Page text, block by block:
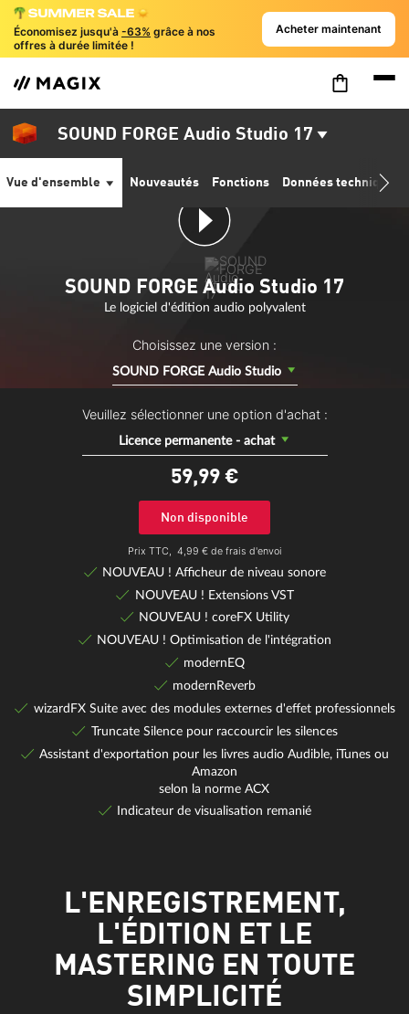
Économisez jusqu'à -63% grâce à nos
offres à durée limitée !
Acheter maintenant
SOUND FORGE Audio Studio 17
Vue d'ensemble Nouveautés Fonctions Données techniques
SOUND FORGE Audio Studio 17
Le logiciel d'édition audio polyvalent
Choisissez une version :
SOUND FORGE Audio Studio
Veuillez sélectionner une option d'achat :
Licence permanente - achat
59,99€
Non disponible
Prix TTC, 4,99 € de frais d'envoi
NOUVEAU ! Afficheur de niveau sonore
NOUVEAU ! Extensions VST
NOUVEAU ! coreFX Utility
NOUVEAU ! Optimisation de l'intégration
modernEQ
modernReverb
wizardFX Suite avec des modules externes d'effet professionnels
Truncate Silence pour raccourcir les silences
Assistant d'exportation pour les livres audio Audible, iTunes ou
Amazon
selon la norme ACX
Indicateur de visualisation remanié
L'ENREGISTREMENT,
L'ÉDITION ET LE
MASTERING EN TOUTE
SIMPLICITÉ